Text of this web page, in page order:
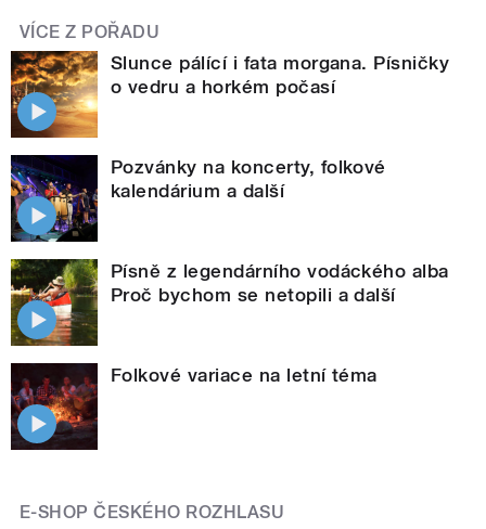
VÍCE Z POŘADU
Slunce pálící i fata morgana. Písničky
o vedru a horkém počasí
Pozvánky na koncerty, folkové
kalendárium a další
Písně z legendárního vodáckého alba
Proč bychom se netopili a další
Folkové variace na letní téma
E-SHOP ČESKÉHO ROZHLASU